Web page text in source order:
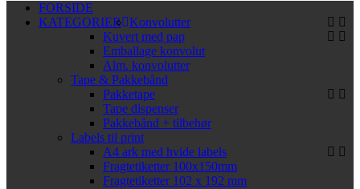
FORSIDE
KATEGORIER
Konvolutter
Kuvert med pap
Emballage konvolut
Alm. konvolutter
Tape & Pakkebånd
Pakketape
Tape dispenser
Pakkebånd + tilbehør
Labels til print
A4 ark med hvide labels
Fragtetiketter 100x150mm
Fragtetiketter 102 x 192 mm